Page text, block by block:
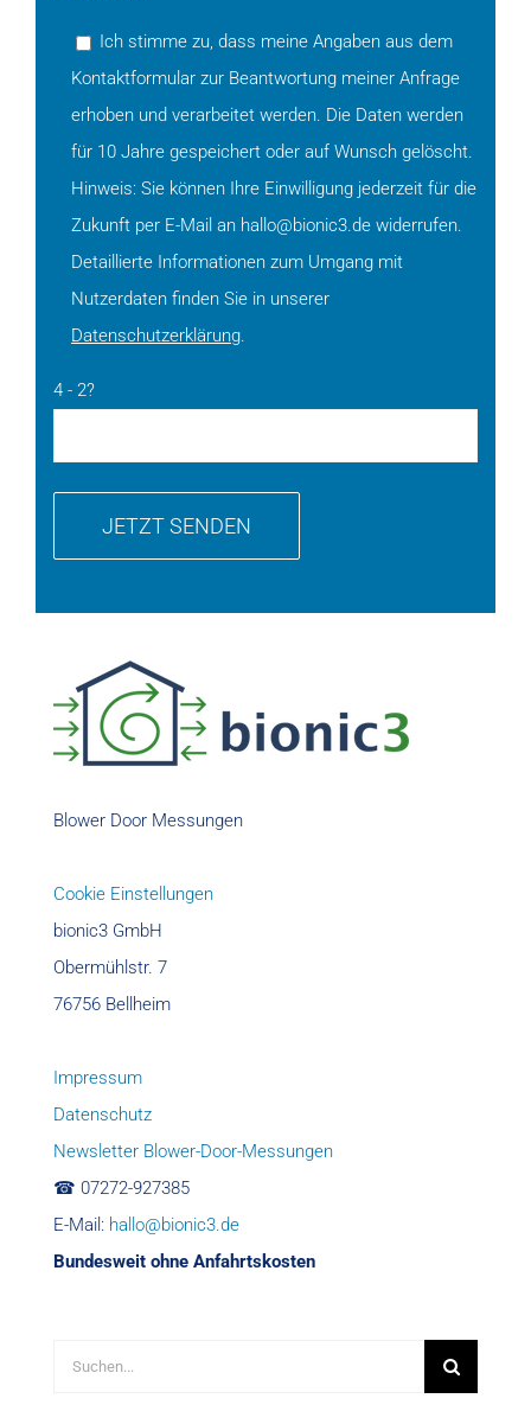
Ich stimme zu, dass meine Angaben aus dem
Kontaktformular zur Beantwortung meiner Anfrage
erhoben und verarbeitet werden. Die Daten werden
für 10 Jahre gespeichert oder auf Wunsch gelöscht.
Hinweis: Sie können Ihre Einwilligung jederzeit für die
Zukunft per E-Mail an hallo@bionic3.de widerrufen.
Detaillierte Informationen zum Umgang mit
Nutzerdaten finden Sie in unserer
Datenschutzerklärung.
4 - 2?
Blower Door Messungen
Cookie Einstellungen
bionic3 GmbH
Obermühlstr. 7
76756 Bellheim
Impressum
Datenschutz
Newsletter Blower-Door-Messungen
☎︎ 07272-927385
E-Mail: hallo@bionic3.de
Bundesweit ohne Anfahrtskosten
Suche